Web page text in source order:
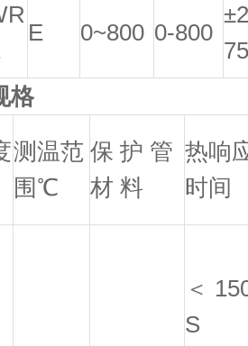
E 0~800 0-800
格
测温范
围℃
保 护 管
材 料
热响
时间
＜
S